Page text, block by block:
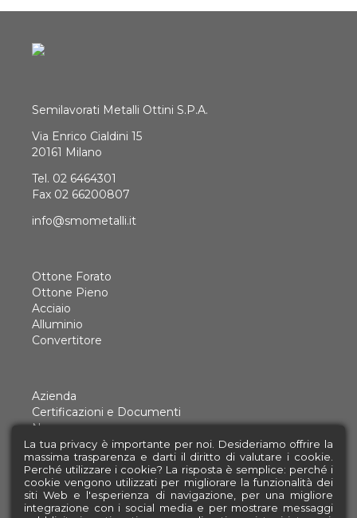
Semilavorati Metalli Ottini S.P.A.
Via Enrico Cialdini 15
20161 Milano
Tel. 02 6464301
Fax 02 66200807
info@smometalli.it
Ottone Forato
Ottone Pieno
Acciaio
Alluminio
Convertitore
Azienda
Certificazioni e Documenti
News
Contatti
Cookie Policy
Privacy Policy
Credits
La tua privacy è importante per noi. Desideriamo offrire la
massima trasparenza e darti il diritto di valutare i cookie.
Perché utilizzare i cookie? La risposta è semplice: perché i
cookie vengono utilizzati per migliorare la funzionalità dei
siti Web e l'esperienza di navigazione, per una migliore
integrazione con i social media e per mostrare messaggi